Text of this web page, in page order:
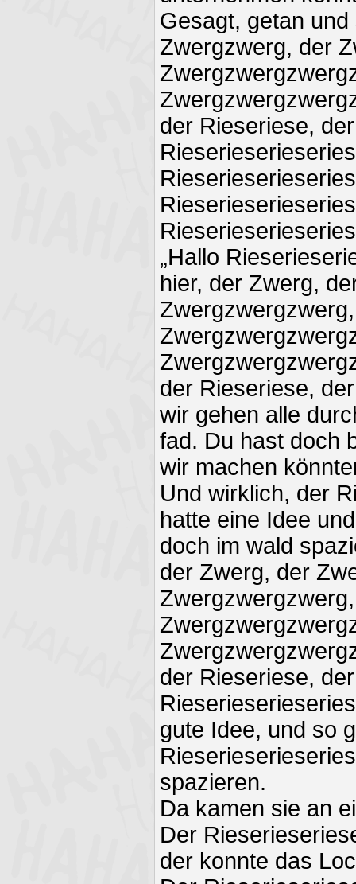
Gesagt, getan
Zwergzwerg, der
der Rieseriese,
„Hallo
hier, der Zwerg,
der Rieseriese,
wir gehen alle
fad. Du hast doch
wir machen
Und wirklich, der
hatte eine Idee
doch im wald
der Zwerg, der
der Rieseriese,
gute Idee, und so
spazieren.
Da kamen sie an
Der
der konnte das